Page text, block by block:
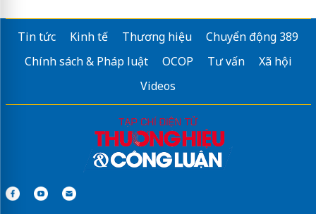
Tin tức Kinh tế Thương hiệu
Chuyển động 389
Chính sách & Pháp luật
OCOP Tư vấn
Xã hội
Videos